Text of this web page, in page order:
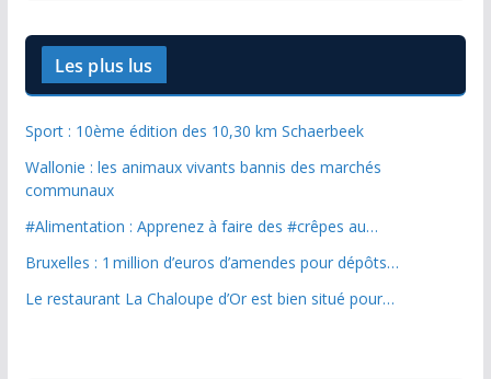
Les plus lus
Sport : 10ème édition des 10,30 km Schaerbeek
Wallonie : les animaux vivants bannis des marchés
communaux
#Alimentation : Apprenez à faire des #crêpes au…
Bruxelles : 1 million d’euros d’amendes pour dépôts…
Le restaurant La Chaloupe d’Or est bien situé pour…